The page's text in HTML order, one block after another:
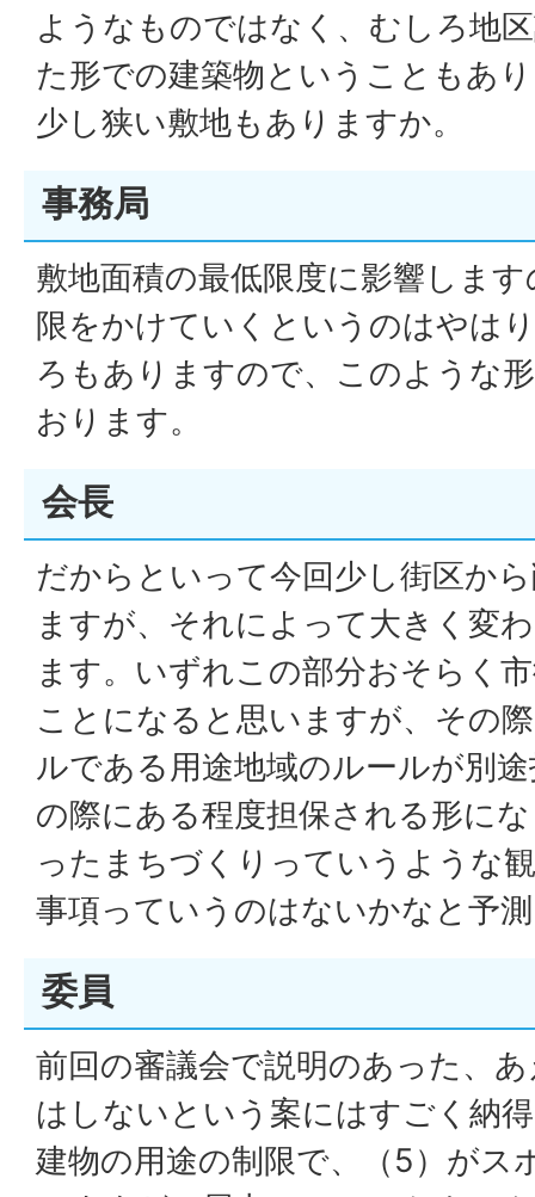
ようなものではなく、むしろ地
た形での建築物ということもあ
少し狭い敷地もありますか。
事務局
敷地面積の最低限度に影響しま
限をかけていくというのはやは
ろもありますので、このような
おります。
会長
だからといって今回少し街区か
ますが、それによって大きく変
ます。いずれこの部分おそらく
ことになると思いますが、その
ルである用途地域のルールが別
の際にある程度担保される形に
ったまちづくりっていうような
事項っていうのはないかなと予
委員
前回の審議会で説明のあった、
はしないという案にはすごく納
建物の用途の制限で、（5）がス